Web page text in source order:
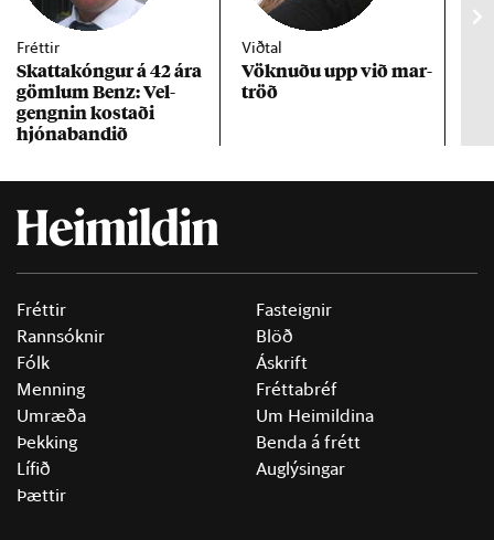
Fréttir
Skattakóng­ur á 42 ára
göml­um Benz: Vel­
gengn­in kostaði
hjóna­band­ið
Viðtal
Vökn­uðu upp við mar­
tröð
Fréttir
Rannsóknir
Fólk
Menning
Umræða
Þekking
Lífið
Þættir
Fasteignir
Blöð
Áskrift
Fréttabréf
Um Heimildina
Benda á frétt
Auglýsingar